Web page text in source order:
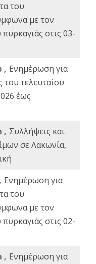
του
με τον
στις 03-
, Ενημέρωση για
του τελευταίου
έως
, Συλλήψεις και
σε Λακωνία,
Ενημέρωση για
του
με τον
στις 02-
, Ενημέρωση για